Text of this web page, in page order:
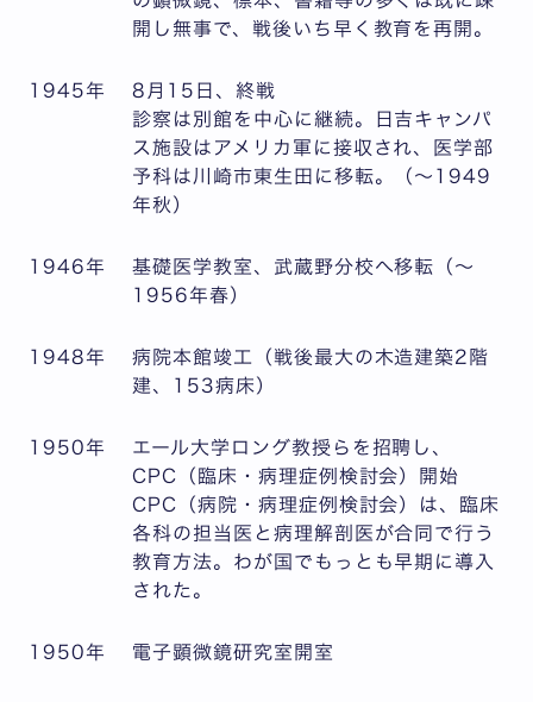
開し無事で、戦後いち早く教育を再開。
1945年
8月15日、終戦
診察は別館を中心に継続。日吉キャンパ
ス施設はアメリカ軍に接収され、医学部
予科は川崎市東生田に移転。（～1949
年秋）
1946年
基礎医学教室、武蔵野分校へ移転（～
1956年春）
1948年
病院本館竣工（戦後最大の木造建築2階
建、153病床）
1950年
エール大学ロング教授らを招聘し、
CPC（臨床・病理症例検討会）開始
CPC（病院・病理症例検討会）は、臨床
各科の担当医と病理解剖医が合同で行う
教育方法。わが国でもっとも早期に導入
された。
1950年 電子顕微鏡研究室開室